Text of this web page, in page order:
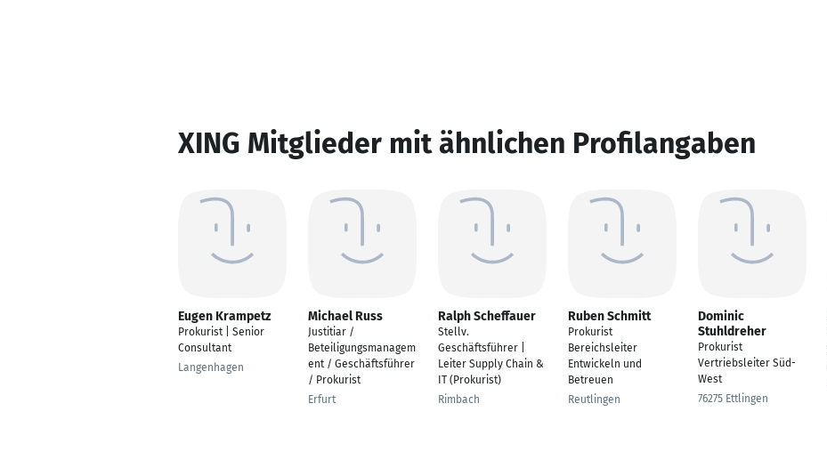
XING Mitglieder mit ähnlichen Profilangaben
Eugen Krampetz
Prokurist | Senior
Consultant
Langenhagen
Michael Russ
Justitiar /
Beteiligungsmanagem
ent / Geschäftsführer
/ Prokurist
Erfurt
Ralph Scheffauer
Stellv.
Geschäftsführer |
Leiter Supply Chain &
IT (Prokurist)
Rimbach
Ruben Schmitt
Prokurist
Bereichsleiter
Entwickeln und
Betreuen
Reutlingen
Dominic
Stuhldreher
Prokurist
Vertriebsleiter Süd-
West
76275 Ettlingen